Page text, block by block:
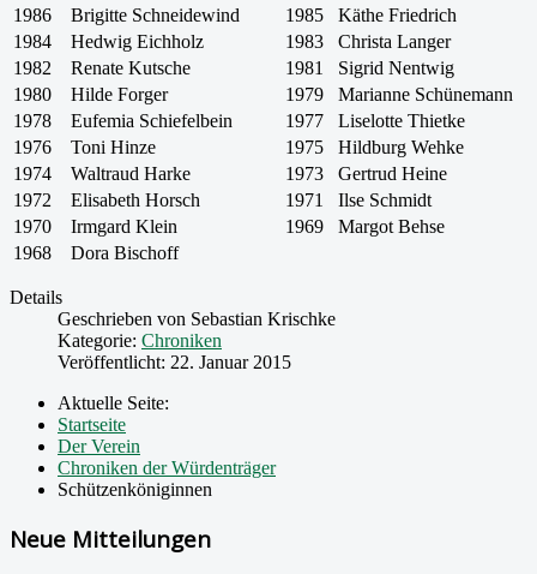
1986
Brigitte Schneidewind 1985
Käthe Friedrich
1984
Hedwig Eichholz 1983
Christa Langer
1982
Renate Kutsche 1981
Sigrid Nentwig
1980
Hilde Forger 1979
Marianne Schünemann
1978
Eufemia Schiefelbein 1977
Liselotte Thietke
1976
Toni Hinze 1975
Hildburg Wehke
1974
Waltraud Harke 1973
Gertrud Heine
1972
Elisabeth Horsch 1971
Ilse Schmidt
1970
Irmgard Klein 1969
Margot Behse
1968
Dora Bischoff
Details
Geschrieben von Sebastian Krischke
Kategorie: Chroniken
Veröffentlicht: 22. Januar 2015
Aktuelle Seite:
Startseite
Der Verein
Chroniken der Würdenträger
Schützenköniginnen
Neue Mitteilungen